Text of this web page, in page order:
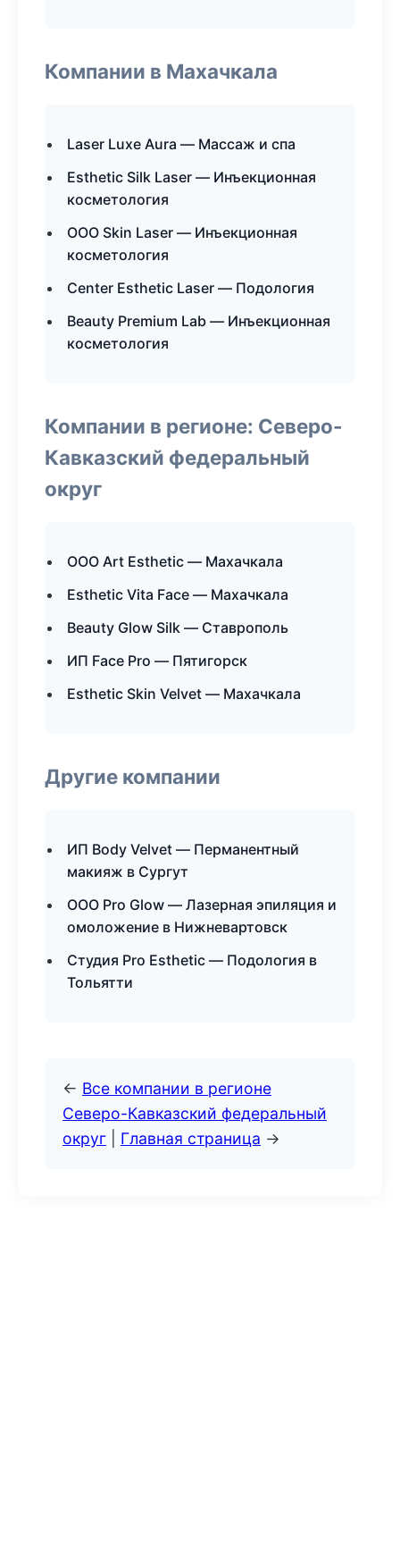
Компании в Махачкала
Laser Luxe Aura — Массаж и спа
Esthetic Silk Laser — Инъекционная
косметология
ООО Skin Laser — Инъекционная
косметология
Center Esthetic Laser — Подология
Beauty Premium Lab — Инъекционная
косметология
Компании в регионе: Северо-
Кавказский федеральный
округ
ООО Art Esthetic — Махачкала
Esthetic Vita Face — Махачкала
Beauty Glow Silk — Ставрополь
ИП Face Pro — Пятигорск
Esthetic Skin Velvet — Махачкала
Другие компании
ИП Body Velvet — Перманентный
макияж в Сургут
ООО Pro Glow — Лазерная эпиляция и
омоложение в Нижневартовск
Студия Pro Esthetic — Подология в
Тольятти
← Все компании в регионе
Северо-Кавказский федеральный
округ
Главная страница →